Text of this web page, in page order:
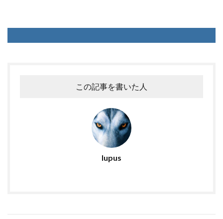
b d l
この記事を書いた人
lupus